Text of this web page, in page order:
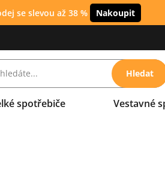
se slevou až 38 % Nakoupit
Hledat
spotřebiče Vestavné